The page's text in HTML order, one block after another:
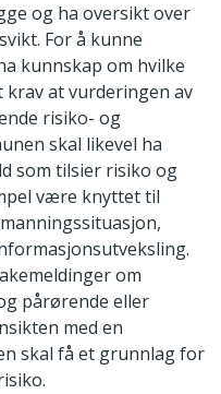
og ha oversikt over
For å kunne
kunnskap om hvilke
krav at vurderingen av
risiko- og
skal likevel ha
som tilsier risiko og
være knyttet til
om
pårørende eller
med en
skal få et grunnlag for